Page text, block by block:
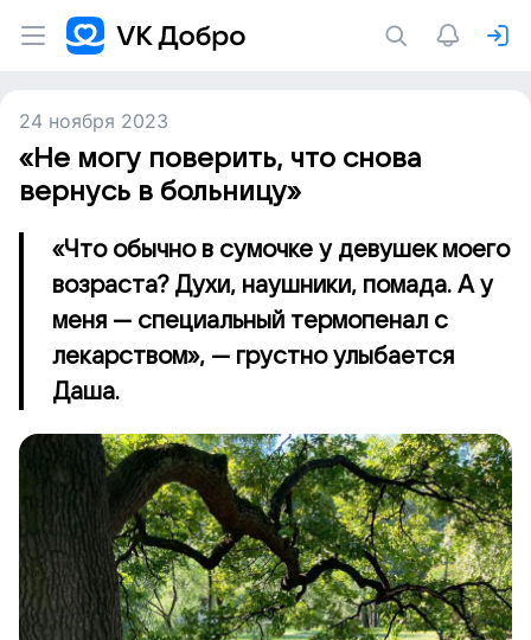
24 ноября 2023
«Не могу поверить, что снова
вернусь в больницу»
«Что обычно в сумочке у девушек моего
возраста? Духи, наушники, помада. А у
меня — специальный термопенал с
лекарством», — грустно улыбается
Даша.